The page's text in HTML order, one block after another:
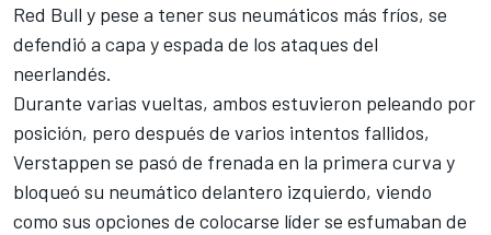
Red Bull y pese a tener sus neumáticos más fríos, se
defendió a capa y espada de los ataques del
neerlandés.
Durante varias vueltas, ambos estuvieron peleando por
posición, pero después de varios intentos fallidos,
Verstappen se pasó de frenada en la primera curva y
bloqueó su neumático delantero izquierdo, viendo
como sus opciones de colocarse líder se esfumaban de